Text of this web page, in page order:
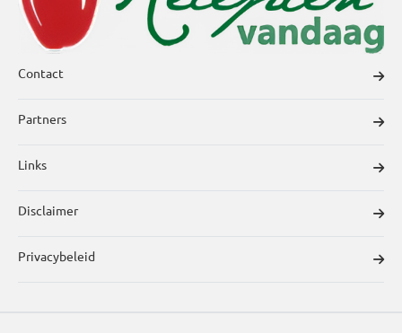
Contact
Partners
Links
Disclaimer
Privacybeleid